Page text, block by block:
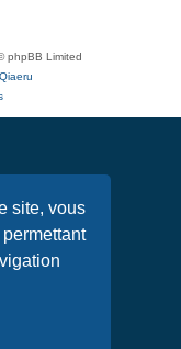
site, vous
phpBB Limited
Qiaeru